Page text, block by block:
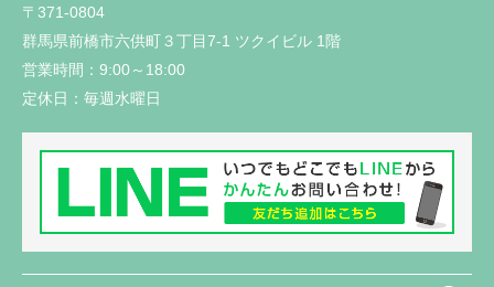
〒371-0804
群馬県前橋市六供町３丁目7-1 ツクイビル 1階
営業時間： 9:00～18:00
定休日： 毎週水曜日